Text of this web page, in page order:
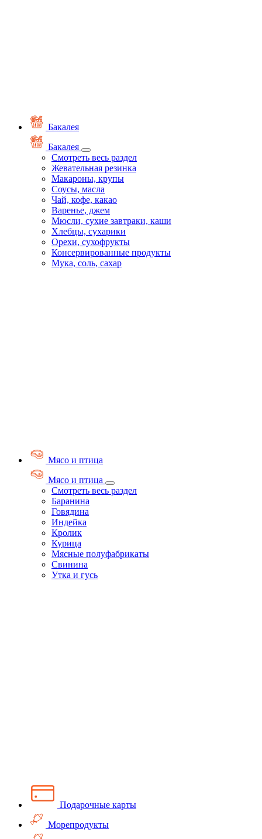
Бакалея
Бакалея
Смотреть весь раздел
Жевательная резинка
Макароны, крупы
Соусы, масла
Чай, кофе, какао
Варенье, джем
Мюсли, сухие завтраки, каши
Хлебцы, сухарики
Орехи, сухофрукты
Консервированные продукты
Мука, соль, сахар
Мясо и птица
Мясо и птица
Смотреть весь раздел
Баранина
Говядина
Индейка
Кролик
Курица
Мясные полуфабрикаты
Свинина
Утка и гусь
Подарочные карты
Морепродукты